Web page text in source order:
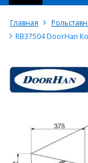
Главная
RB37504 DoorHan